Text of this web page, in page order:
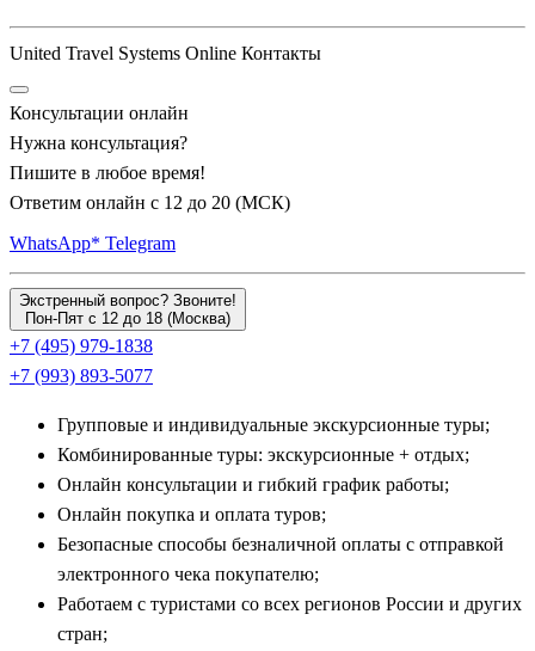
старинное селоВведенка, а также в колоритную локацию
русская сыроварня. Здесь из местного молока варят
изысканные сыры по старинным французским технологиям с
выдержкой в специальных погребах. Кулинарный маршрут
охватывает древний Елецс его кружевами и монастырскими
Кузьминка,Данков
Лебедянь, купеческоеСтановое
усадьбуРепное. На мастер-классах туристов учат готовить
традиционные южнорусские каши, пироги и домашние
разносолы.
Рыбные богатства и деликатесы Волги:
Волгореченск, Кострома и Тверские земли
Если вы любите рыбу и морепродукты, выбирайте туры в
Костромскую область. Небольшой городВолгореченск
знаменит своим крупнейшим рыбным хозяйством. Экскурсия
сюда включает посещение бассейнов с осетрами и стерлядью,
а также дегустацию настоящей черной икры и запеченной на
United Travel Systems Online Контакты
Консультации онлайн
Нужна консультация?
Пишите в любое время!
Ответим онлайн с 12 до 20 (МСК)
WhatsApp* Telegram
Экстренный вопрос? Звоните!
Пон-Пят с 12 до 18 (Москва)
+7 (495) 979-1838
+7 (993) 893-5077
Групповые и индивидуальные экскурсионные туры;
Комбинированные туры: экскурсионные + отдых;
Онлайн консультации и гибкий график работы;
Онлайн покупка и оплата туров;
Безопасные способы безналичной оплаты с отправкой
электронного чека покупателю;
Работаем с туристами со всех регионов России и других
стран;